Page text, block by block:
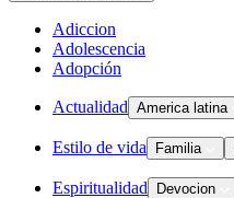
Adiccion
Adolescencia
Adopción
Actualidad America latina
Estilo de vida Familia
Espiritualidad Devocion